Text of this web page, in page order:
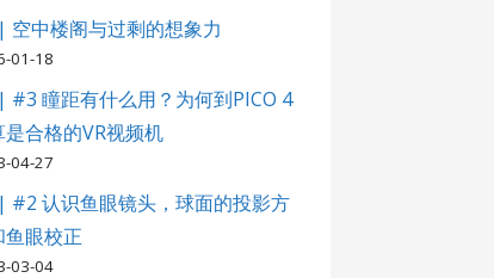
空中楼阁与过剩的想象力
01-18
#3 瞳距有什么用？为何到PICO 4
是合格的VR视频机
04-27
#2 认识鱼眼镜头，球面的投影方
鱼眼校正
03-04